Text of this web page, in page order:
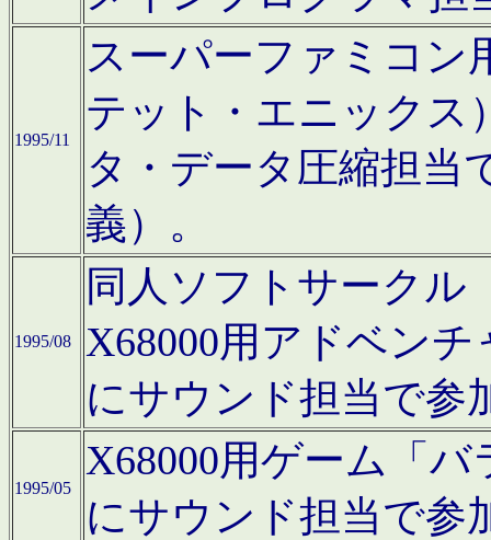
1995/11
スーパーファミコン
テット・エニックス
タ・データ圧縮担当
義）。
1995/08
同人ソフトサークル
X68000用アドベン
にサウンド担当で参
1995/05
X68000用ゲーム「
にサウンド担当で参